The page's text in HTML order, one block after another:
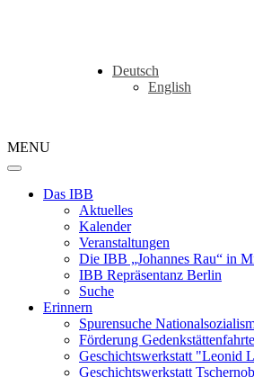
Deutsch
English
MENU
Das IBB
Aktuelles
Kalender
Veranstaltungen
Die IBB „Johannes Rau“ in
IBB Repräsentanz Berlin
Suche
Erinnern
Spurensuche
Förderung
Geschichtswerkstatt "Leonid
Geschichtswerkstatt